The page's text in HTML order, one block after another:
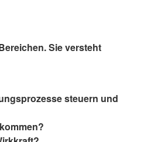
Sie versteht
steuern und